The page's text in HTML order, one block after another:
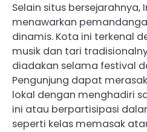
Selain situs
menawarkan
dinamis. Kota ini terkenal
musik dan tari
diadakan selama festival
Pengunjung dapat
lokal dengan menghadiri
ini atau berpartisipasi
seperti kelas memasak